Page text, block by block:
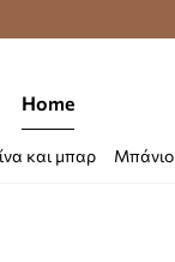
Home
και μπαρ Μπάνιο